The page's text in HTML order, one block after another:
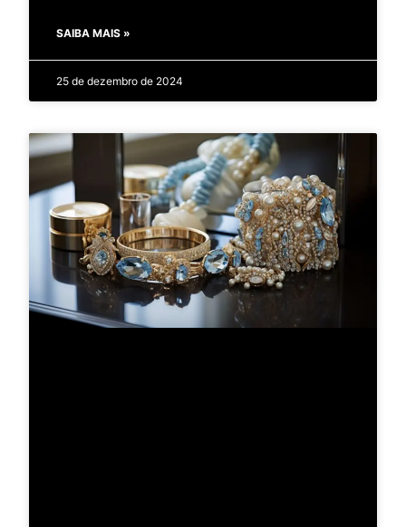
SAIBA MAIS »
25 de dezembro de 2024